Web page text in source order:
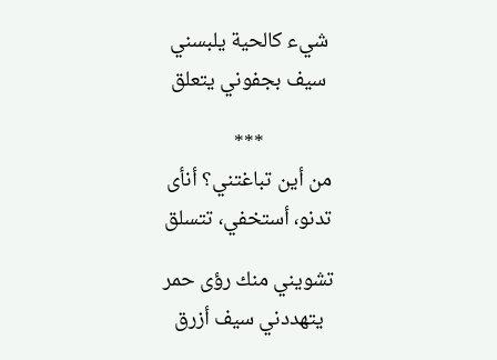
شيء كالحية يلبسني
سيف بجفوني يتعلق
***
من أين تباغتني؟ أنأى
تدنو، أستخفي، تتسلق
تشويني منك رؤى حمر
يتهددني سيف أزرق